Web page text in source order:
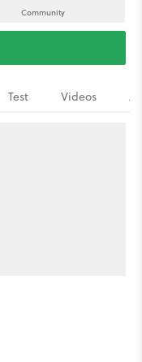
Community
Test Videos